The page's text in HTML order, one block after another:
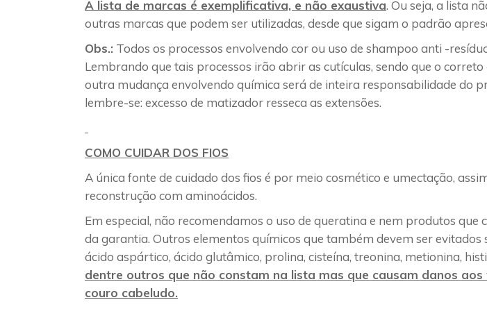
A lista de marcas é exemplificativa, e não exaustiva. Ou seja, a lista
outras marcas que podem ser utilizadas, desde que sigam o padrão
Obs.: Todos os processos envolvendo cor ou uso de shampoo anti -
Lembrando que tais processos irão abrir as cutículas, sendo que o
outra mudança envolvendo química será de inteira responsabilidade do
lembre-se: excesso de matizador resseca as extensões.
COMO CUIDAR DOS FIOS
A única fonte de cuidado dos fios é por meio cosmético e umectação,
reconstrução com aminoácidos.
Em especial, não recomendamos o uso de queratina e nem produtos
da garantia. Outros elementos químicos que também devem ser evitados
ácido aspártico, ácido glutâmico, prolina, cisteína, treonina, metionina,
dentre outros que não constam na lista mas que causam danos
couro cabeludo.